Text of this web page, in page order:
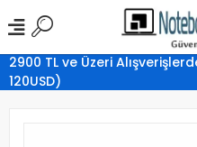
2900 TL ve Üzeri
120USD)